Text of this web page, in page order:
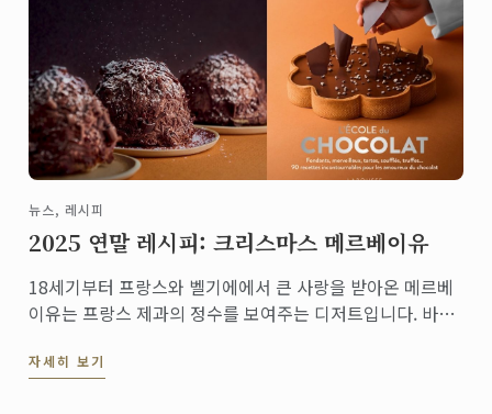
뉴스, 레시피
2025 연말 레시피: 크리스마스 메르베이유
18세기부터 프랑스와 벨기에에서 큰 사랑을 받아온 메르베
이유는 프랑스 제과의 정수를 보여주는 디저트입니다. 바삭
을 장식한 다크 초콜릿 쉐이빙이 어우러져 가벼우면서도 깊
자세히 보기